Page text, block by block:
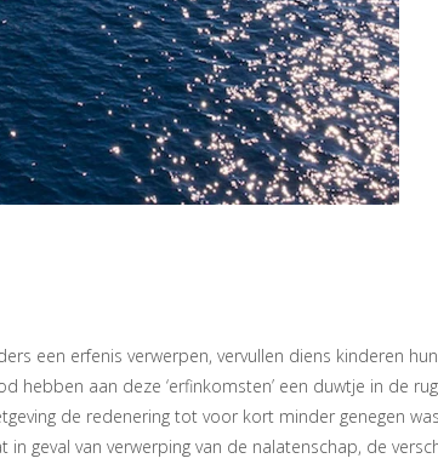
een erfenis verwerpen, vervullen diens kinderen
hebben aan deze ‘erfinkomsten’ een duwtje in de
de redenering tot voor kort minder genegen
in geval van verwerping van de nalatenschap, de